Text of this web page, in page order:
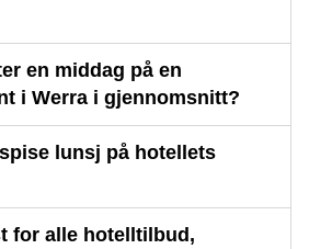
en middag på en
i Werra i gjennomsnitt?
lunsj på hotellets
for alle hotelltilbud,